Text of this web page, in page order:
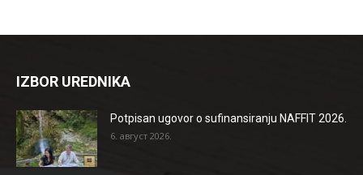
IZBOR UREDNIKA
Potpisan ugovor o sufinansiranju NAFFIT 2026.
6. август 2026.